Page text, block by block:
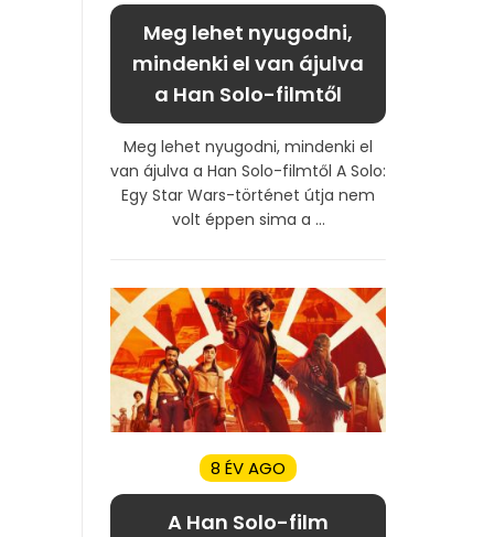
Meg lehet nyugodni,
mindenki el van ájulva
a Han Solo-filmtől
Meg lehet nyugodni, mindenki el
van ájulva a Han Solo-filmtől A Solo:
Egy Star Wars-történet útja nem
volt éppen sima a ...
8 ÉV AGO
A Han Solo-film